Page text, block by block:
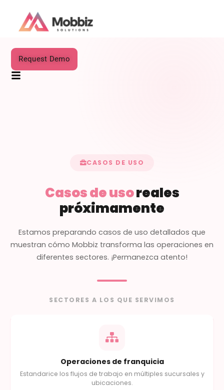
Request Demo
CASOS DE USO
Casos de usoreales
próximamente
Estamos preparando casos de uso detallados que
muestran cómo Mobbiz transforma las operaciones en
diferentes sectores. ¡Permanezca atento!
SECTORES A LOS QUE SERVIMOS
Operaciones de franquicia
Estandarice los flujos de trabajo en múltiples sucursales y
ubicaciones.